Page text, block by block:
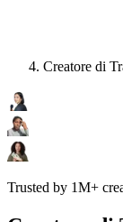
Creatore di
Trusted by 1M+